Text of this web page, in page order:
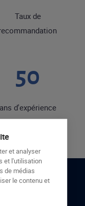
Taux de
50
ans d'expérience
et analyser
et l'utilisation
de médias
le contenu et